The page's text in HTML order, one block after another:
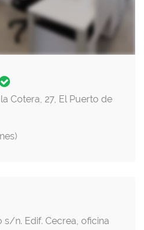
Cotera, 27, El Puerto de
s/n. Edif. Cecrea, oficina